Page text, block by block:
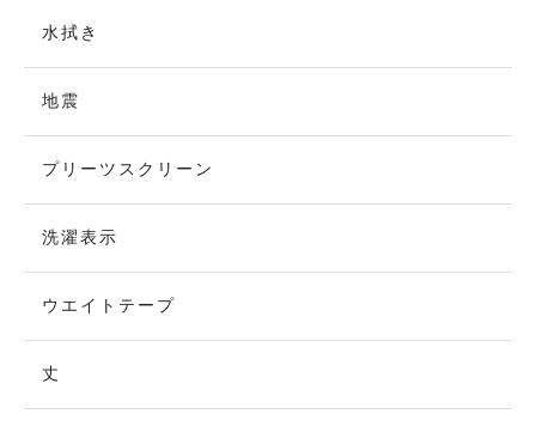
水拭き
地震
プリーツスクリーン
洗濯表示
ウエイトテープ
丈